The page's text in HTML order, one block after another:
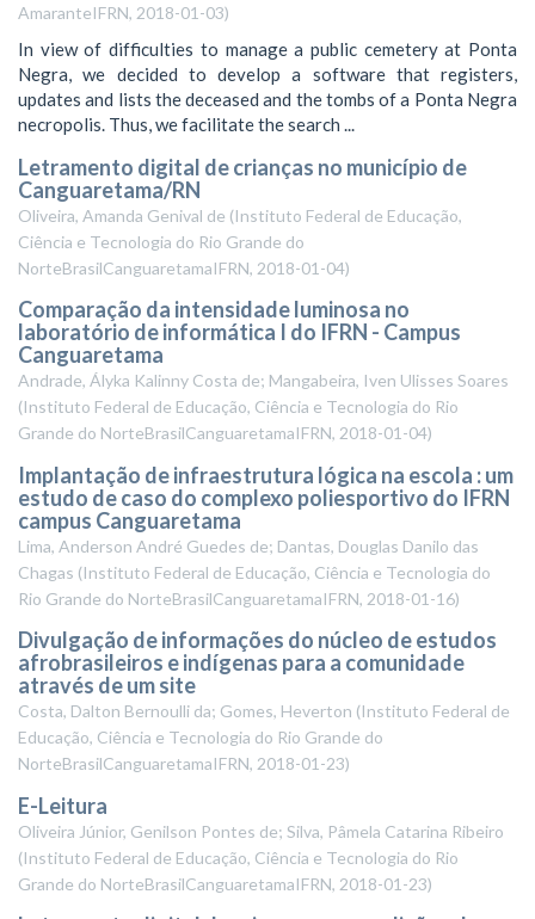
AmaranteIFRN, 2018-01-03)
In view of difficulties to manage a public cemetery at Ponta
Negra, we decided to develop a software that registers,
updates and lists the deceased and the tombs of a Ponta Negra
necropolis. Thus, we facilitate the search ...
Letramento digital de crianças no município de
Canguaretama/RN
Oliveira, Amanda Genival de (Instituto Federal de Educação,
Ciência e Tecnologia do Rio Grande do
NorteBrasilCanguaretamaIFRN, 2018-01-04)
Comparação da intensidade luminosa no
laboratório de informática I do IFRN - Campus
Canguaretama
Andrade, Ályka Kalinny Costa de; Mangabeira, Iven Ulisses Soares
(Instituto Federal de Educação, Ciência e Tecnologia do Rio
Grande do NorteBrasilCanguaretamaIFRN, 2018-01-04)
Implantação de infraestrutura lógica na escola : um
estudo de caso do complexo poliesportivo do IFRN
campus Canguaretama
Lima, Anderson André Guedes de; Dantas, Douglas Danilo das
Chagas (Instituto Federal de Educação, Ciência e Tecnologia do
Rio Grande do NorteBrasilCanguaretamaIFRN, 2018-01-16)
Divulgação de informações do núcleo de estudos
afrobrasileiros e indígenas para a comunidade
através de um site
Costa, Dalton Bernoulli da; Gomes, Heverton (Instituto Federal de
Educação, Ciência e Tecnologia do Rio Grande do
NorteBrasilCanguaretamaIFRN, 2018-01-23)
E-Leitura
Oliveira Júnior, Genilson Pontes de; Silva, Pâmela Catarina Ribeiro
(Instituto Federal de Educação, Ciência e Tecnologia do Rio
Grande do NorteBrasilCanguaretamaIFRN, 2018-01-23)